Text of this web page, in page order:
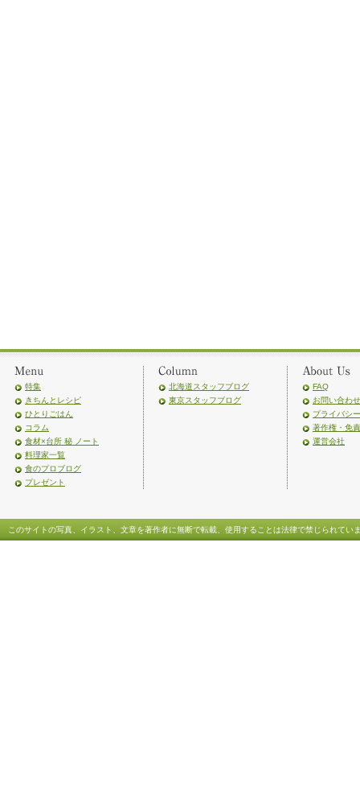
特集
きちんとレシピ
ひとりごはん
コラム
食材×台所 秘 ノート
料理家一覧
食のプロブログ
プレゼント
北海道スタッフブログ
東京スタッフブログ
FAQ
お問い合わせ
プライバシ
著作権・免
運営会社
このサイトの写真、イラスト、文章を著作者に無断で転載、使用することは法律で禁じられてい